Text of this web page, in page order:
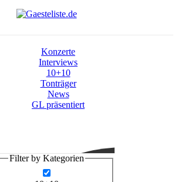
Konzerte
Interviews
10+10
Tonträger
News
GL präsentiert
Filter by Kategorien